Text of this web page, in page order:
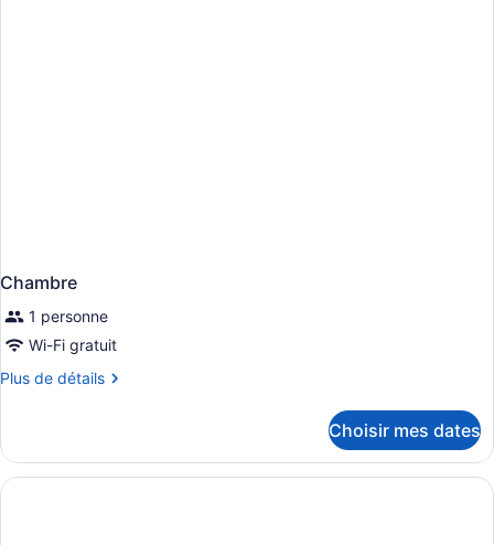
Chambre
1 personne
Wi-Fi gratuit
Plus de détails
Plus
Chambre
Choisir mes dates